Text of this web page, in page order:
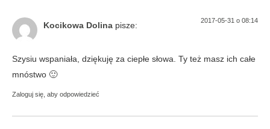
Kocikowa Dolina pisze: 2017-05-31 o 08:14
Szysiu wspaniała, dziękuję za ciepłe słowa. Ty też masz ich całe
mnóstwo 🙂
Zaloguj się, aby odpowiedzieć